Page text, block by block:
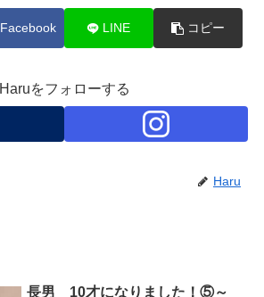
Facebook LINE コピー
Haruをフォローする
Haru
長男 10才になりました！⑤～